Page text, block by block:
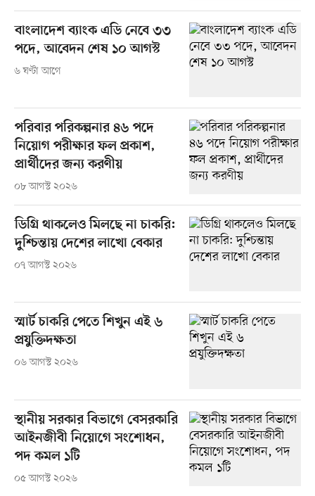
বাংলাদেশ ব্যাংক এডি নেবে ৩৩
পদে, আবেদন শেষ ১০ আগস্ট
৬ ঘণ্টা আগে
পরিবার পরিকল্পনার ৪৬ পদে
নিয়োগ পরীক্ষার ফল প্রকাশ,
প্রার্থীদের জন্য করণীয়
০৮ আগস্ট ২০২৬
ডিগ্রি থাকলেও মিলছে না চাকরি:
দুশ্চিন্তায় দেশের লাখো বেকার
০৭ আগস্ট ২০২৬
স্মার্ট চাকরি পেতে শিখুন এই ৬
প্রযুক্তিদক্ষতা
০৬ আগস্ট ২০২৬
স্থানীয় সরকার বিভাগে বেসরকারি
আইনজীবী নিয়োগে সংশোধন,
পদ কমল ১টি
০৫ আগস্ট ২০২৬